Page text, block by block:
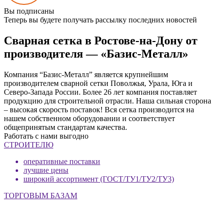
Вы подписаны
Теперь вы будете получать рассылку последних новостей
Сварная сетка в Ростове-на-Дону от
производителя — «Базис-Металл»
Компания “Базис-Металл” является крупнейшим
производителем сварной сетки Поволжья, Урала, Юга и
Северо-Запада России. Более 26 лет компания поставляет
продукцию для строительной отрасли. Наша сильная сторона
– высокая скорость поставок! Вся сетка производится на
нашем собственном оборудовании и соответствует
общепринятым стандартам качества.
Работать с нами выгодно
СТРОИТЕЛЮ
оперативные поставки
лучшие цены
широкий ассортимент (ГОСТ/ТУ1/ТУ2/ТУ3)
ТОРГОВЫМ БАЗАМ